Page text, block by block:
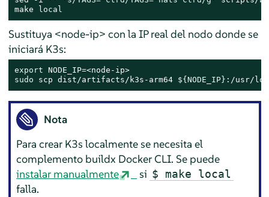
make local
Sustituya <node-ip> con la IP real del nodo donde se
iniciará K3s:
export
NODE_IP=<node-ip>
sudo scp dist/artifacts/k3s-arm64 ${NODE_IP} :/usr/
Nota
Para crear K3s localmente se necesita el
complemento buildx Docker CLI. Se puede
instalar manualmente
si $ make local
falla.